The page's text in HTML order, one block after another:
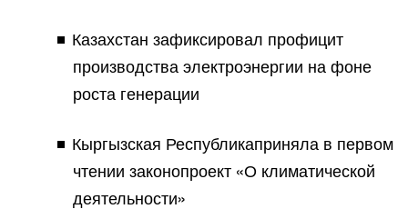
Казахстан зафиксировал профицит
производства электроэнергии на фоне
роста генерации
Кыргызская Республикаприняла в первом
чтении законопроект «О климатической
деятельности»